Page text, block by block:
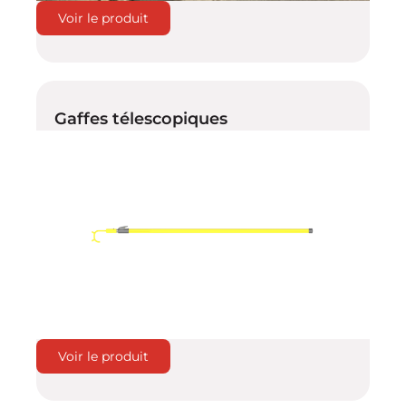
Voir le produit
Gaffes télescopiques
Voir le produit